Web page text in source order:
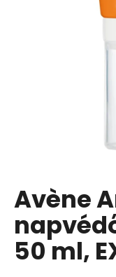
Avène
50 ml,
BIODERMA
PHOTODERM
SZÍNEZETT
FOLYADÉK,
VILÁGOS,
SPF